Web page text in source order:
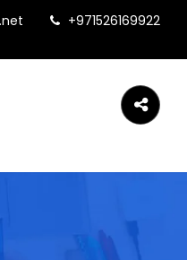
+971526169922